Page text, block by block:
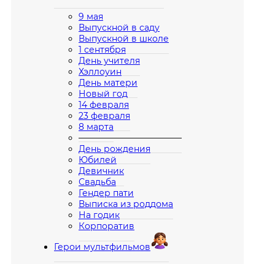
9 мая
Выпускной в саду
Выпускной в школе
1 сентября
День учителя
Хэллоуин
День матери
Новый год
14 февраля
23 февраля
8 марта
————————————
День рождения
Юбилей
Девичник
Свадьба
Гендер пати
Выписка из роддома
На годик
Корпоратив
Герои мультфильмов